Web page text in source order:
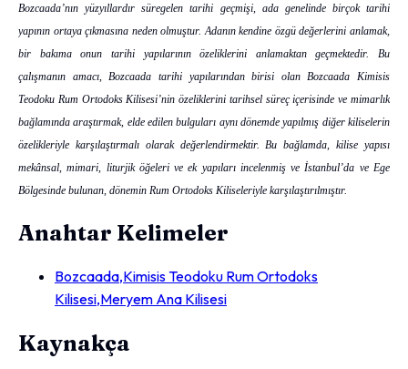
Bozcaada’nın yüzyıllardır süregelen tarihi geçmişi, ada genelinde birçok tarihi
yapının ortaya çıkmasına neden olmuştur. Adanın kendine özgü değerlerini anlamak,
bir bakıma onun tarihi yapılarının özeliklerini anlamaktan geçmektedir. Bu
çalışmanın amacı, Bozcaada tarihi yapılarından birisi olan Bozcaada Kimisis
Teodoku Rum Ortodoks Kilisesi’nin özeliklerini tarihsel süreç içerisinde ve mimarlık
bağlamında araştırmak, elde edilen bulguları aynı dönemde yapılmış diğer kiliselerin
özelikleriyle karşılaştırmalı olarak değerlendirmektir. Bu bağlamda, kilise yapısı
mekânsal, mimari, liturjik öğeleri ve ek yapıları incelenmiş ve İstanbul’da ve Ege
Bölgesinde bulunan, dönemin Rum Ortodoks Kiliseleriyle karşılaştırılmıştır.
Anahtar Kelimeler
Bozcaada,Kimisis Teodoku Rum Ortodoks
Kilisesi,Meryem Ana Kilisesi
Kaynakça